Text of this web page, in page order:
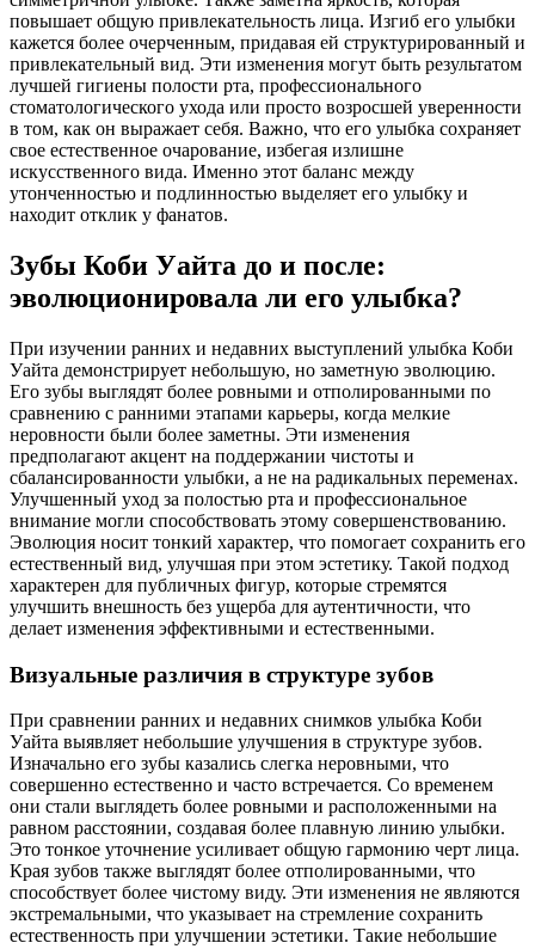
повышает общую привлекательность лица. Изгиб его улыбки
кажется более очерченным, придавая ей структурированный и
привлекательный вид. Эти изменения могут быть результатом
лучшей гигиены полости рта, профессионального
стоматологического ухода или просто возросшей уверенности
в том, как он выражает себя. Важно, что его улыбка сохраняет
свое естественное очарование, избегая излишне
искусственного вида. Именно этот баланс между
утонченностью и подлинностью выделяет его улыбку и
находит отклик у фанатов.
Зубы Коби Уайта до и после:
эволюционировала ли его улыбка?
При изучении ранних и недавних выступлений улыбка Коби
Уайта демонстрирует небольшую, но заметную эволюцию.
Его зубы выглядят более ровными и отполированными по
сравнению с ранними этапами карьеры, когда мелкие
неровности были более заметны. Эти изменения
предполагают акцент на поддержании чистоты и
сбалансированности улыбки, а не на радикальных переменах.
Улучшенный уход за полостью рта и профессиональное
внимание могли способствовать этому совершенствованию.
Эволюция носит тонкий характер, что помогает сохранить его
естественный вид, улучшая при этом эстетику. Такой подход
характерен для публичных фигур, которые стремятся
улучшить внешность без ущерба для аутентичности, что
делает изменения эффективными и естественными.
Визуальные различия в структуре зубов
При сравнении ранних и недавних снимков улыбка Коби
Уайта выявляет небольшие улучшения в структуре зубов.
Изначально его зубы казались слегка неровными, что
совершенно естественно и часто встречается. Со временем
они стали выглядеть более ровными и расположенными на
равном расстоянии, создавая более плавную линию улыбки.
Это тонкое уточнение усиливает общую гармонию черт лица.
Края зубов также выглядят более отполированными, что
способствует более чистому виду. Эти изменения не являются
экстремальными, что указывает на стремление сохранить
естественность при улучшении эстетики. Такие небольшие